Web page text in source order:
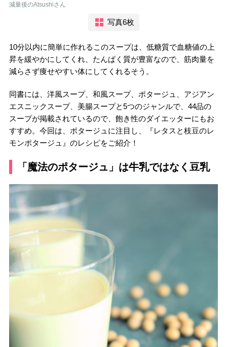
減量後のAtsushiさん
写真6枚
10分以内に簡単に作れるこのスープは、低糖質で血糖値の上
昇を緩やかにしてくれ、たんぱく質が豊富なので、筋肉量を
減らさず痩せやすい体にしてくれるそう。
同書には、洋風スープ、和風スープ、ポタージュ、アジアン
エスニックスープ、美腸スープと5つのジャンルで、44品の
スープが掲載されているので、飽き性のダイエッターにもお
すすめ。今回は、ポタージュに注目し、『レタスと枝豆のレ
モンポタージュ』のレシピをご紹介！
「魔法のポタージュ」は牛乳ではなく豆乳